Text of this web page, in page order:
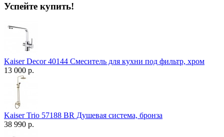
Успейте купить!
Kaiser Decor 40144 Смеситель для кухни под фильтр, хром
13 000 р.
Kaiser Trio 57188 BR Душевая система, бронза
38 990 р.